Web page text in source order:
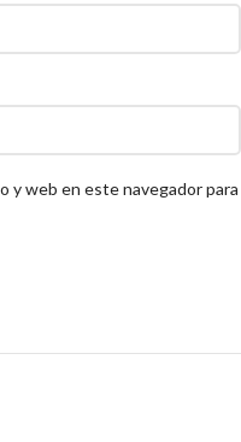
y web en este navegador para